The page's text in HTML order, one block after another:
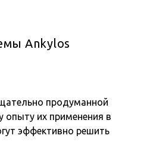
Ankylos
продуманной
опыту их применения в
эффективно решить